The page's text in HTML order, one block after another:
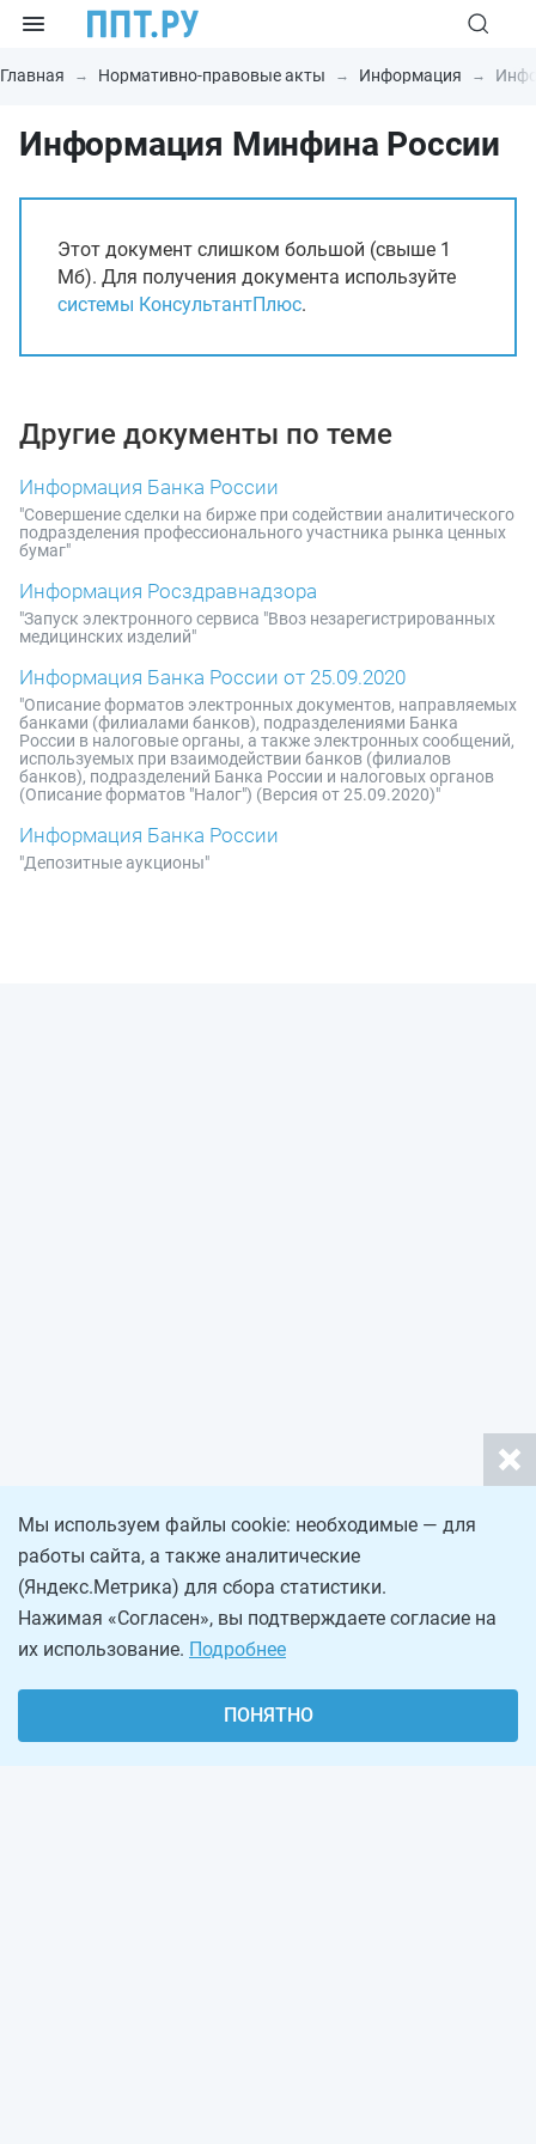
Главная Нормативно-правовые акты Информация
Информация Минфина России
Этот документ слишком большой (свыше 1
Мб). Для получения документа используйте
системы КонсультантПлюс.
Другие документы по теме
Информация Банка России
"Совершение сделки на бирже при содействии аналитического
подразделения профессионального участника рынка ценных
бумаг"
Информация Росздравнадзора
"Запуск электронного сервиса "Ввоз незарегистрированных
медицинских изделий"
Информация Банка России от 25.09.2020
"Описание форматов электронных документов, направляемых
банками (филиалами банков), подразделениями Банка
России в налоговые органы, а также электронных сообщений,
используемых при взаимодействии банков (филиалов
банков), подразделений Банка России и налоговых органов
(Описание форматов "Налог") (Версия от 25.09.2020)"
Информация Банка России
"Депозитные аукционы"
Мы используем файлы cookie: необходимые — для
работы сайта, а также аналитические
(Яндекс.Метрика) для сбора статистики.
Нажимая «Согласен», вы подтверждаете согласие на
их использование. Подробнее
ПОНЯТНО